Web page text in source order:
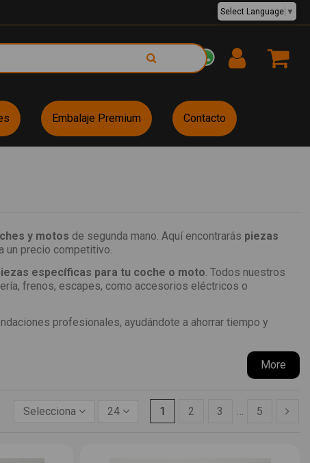
EUR €
Select Language ▼
Embalaje Premium Contacto
y motos de segunda mano. Aquí encontrarás piezas
un precio competitivo.
específicas para tu coche o moto . Todos nuestros
frenos, escapes, como accesorios eléctricos o
profesionales, ayudándote a ahorrar tiempo y
More
Selecciona 24 1 2 3 5